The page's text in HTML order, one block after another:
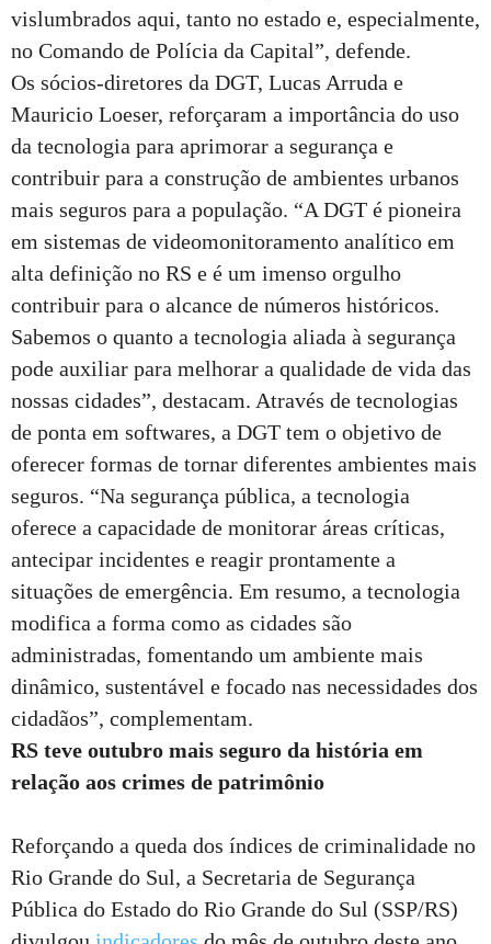
vislumbrados aqui, tanto no estado e, especialmente,
no Comando de Polícia da Capital”, defende.
Os sócios-diretores da DGT, Lucas Arruda e
Mauricio Loeser, reforçaram a importância do uso
da tecnologia para aprimorar a segurança e
contribuir para a construção de ambientes urbanos
mais seguros para a população. “A DGT é pioneira
em sistemas de videomonitoramento analítico em
alta definição no RS e é um imenso orgulho
contribuir para o alcance de números históricos.
Sabemos o quanto a tecnologia aliada à segurança
pode auxiliar para melhorar a qualidade de vida das
nossas cidades”, destacam. Através de tecnologias
de ponta em softwares, a DGT tem o objetivo de
oferecer formas de tornar diferentes ambientes mais
seguros. “Na segurança pública, a tecnologia
oferece a capacidade de monitorar áreas críticas,
antecipar incidentes e reagir prontamente a
situações de emergência. Em resumo, a tecnologia
modifica a forma como as cidades são
administradas, fomentando um ambiente mais
dinâmico, sustentável e focado nas necessidades dos
cidadãos”, complementam.
RS teve outubro mais seguro da história em
relação aos crimes de patrimônio
Reforçando a queda dos índices de criminalidade no
Rio Grande do Sul, a Secretaria de Segurança
Pública do Estado do Rio Grande do Sul (SSP/RS)